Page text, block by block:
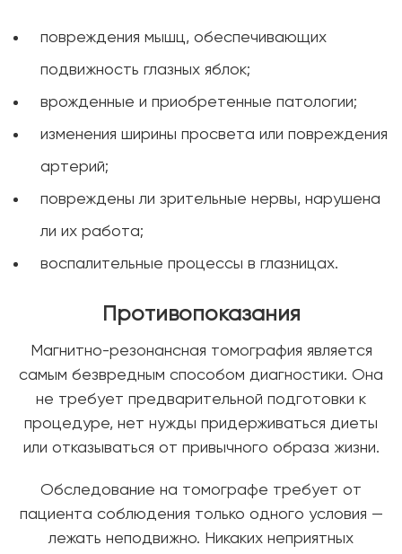
повреждения мышц, обеспечивающих
подвижность глазных яблок;
врожденные и приобретенные патологии;
изменения ширины просвета или повреждения
артерий;
повреждены ли зрительные нервы, нарушена
ли их работа;
воспалительные процессы в глазницах.
Противопоказания
Магнитно-резонансная томография является
самым безвредным способом диагностики. Она
не требует предварительной подготовки к
процедуре, нет нужды придерживаться диеты
или отказываться от привычного образа жизни.
Обследование на томографе требует от
пациента соблюдения только одного условия —
лежать неподвижно. Никаких неприятных